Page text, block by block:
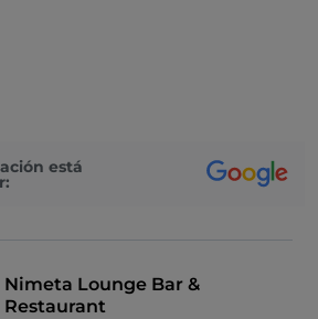
está
Nimeta Lounge Bar &
Restaurant